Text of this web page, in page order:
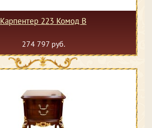
Карпентер 223 Комод В
274 797 руб.